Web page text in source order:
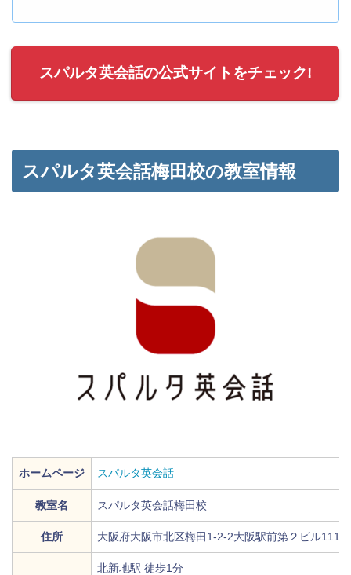
スパルタ英会話の公式サイトをチェック!
スパルタ英会話梅田校の教室情報
ホームページ スパルタ英会話
教室名 スパルタ英会話梅田校
住所 大阪府大阪市北区梅田1-2-2大阪駅前第２ビル1117
北新地駅 徒歩1分